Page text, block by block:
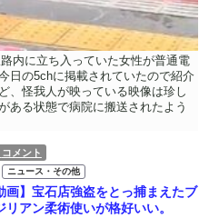
内に立ち入っていた女性が普通電
日の5chに掲載されていたので紹介
、怪我人が映っている映像は珍し
ある状態で病院に搬送されたよう
コメント
ニュース・その他
画】宝石店強盗をとっ捕まえたブ
リアン柔術使いが格好いい。